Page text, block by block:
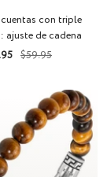
con triple
ajuste de cadena
Precio
$59.95